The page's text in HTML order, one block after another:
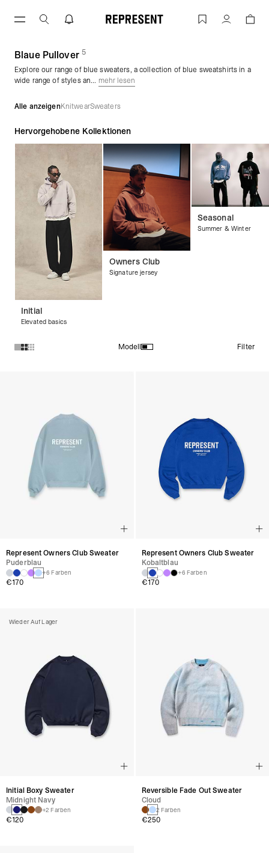
Inhalt
Blaue Pullover | REPRESENTKonto
Blaue Pullover (5Produkte)
Explore our range of blue sweaters, a collection of blue sweatshirts in a
wide range of styles an... mehr lesen
Alle anzeigenKnitwearSweaters
Hervorgehobene Kollektionen
Initial
Elevated basics
Owners Club
Signature jersey
Seasonal
Summer & Winter
Modell Filter
Represent Owners Club Sweater
Puderblau
+6 Farben
€170
Represent Owners Club Sweater
Kobaltblau
+6 Farben
€170
Wieder Auf Lager
Initial Boxy Sweater
Midnight Navy
+2 Farben
€120
Reversible Fade Out Sweater
Cloud
2 Farben
€250